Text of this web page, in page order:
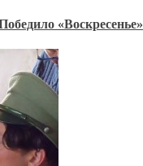
«Воскресенье»